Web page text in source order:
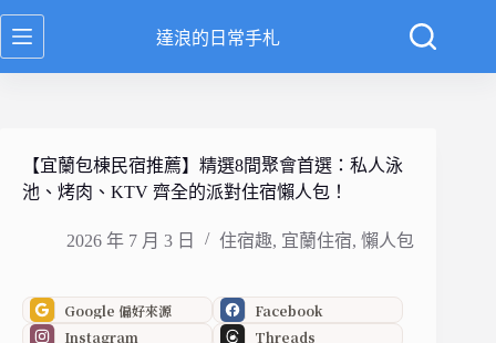
跳
至
達浪的日常手札
【宜蘭包棟民宿推薦】精選8間聚會首選：私人泳
池、烤肉、KTV 齊全的派對住宿懶人包！
2026 年 7 月 3 日 住宿趣, 宜蘭住宿, 懶人包
Google 偏好來源
Facebook
Instagram
Threads